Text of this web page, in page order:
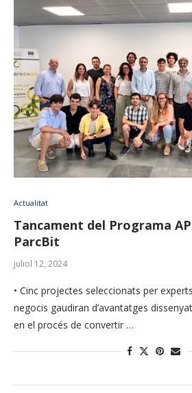
Actualitat
Tancament del Programa
ParcBit
juliol 12, 2024
• Cinc projectes seleccionats per
negocis gaudiran d’avantatges
en el procés de convertir …